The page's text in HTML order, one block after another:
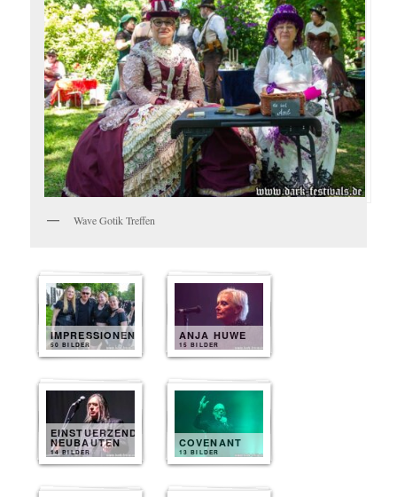
Wave Gotik Treffen
IMPRESSIONEN
50 BILDER
ANJA HUWE
15 BILDER
EINSTUERZENDE
NEUBAUTEN
14 BILDER
COVENANT
13 BILDER